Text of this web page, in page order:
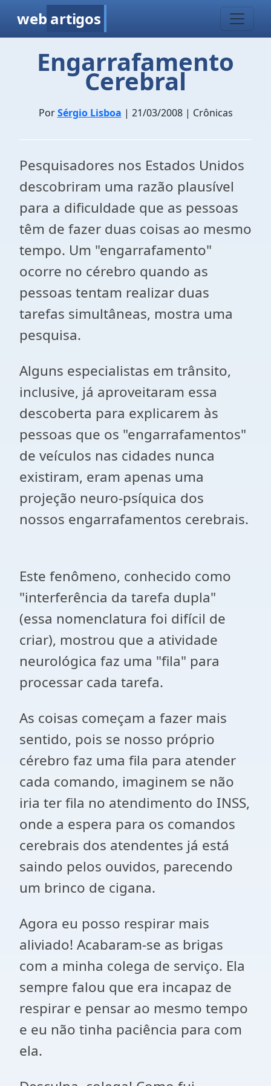
web artigos
Engarrafamento
Cerebral
PorSérgio Lisboa | 21/03/2008 | Crônicas
Pesquisadores nos Estados Unidos
descobriram uma razão plausível
para a dificuldade que as pessoas
têm de fazer duas coisas ao mesmo
tempo. Um "engarrafamento"
ocorre no cérebro quando as
pessoas tentam realizar duas
tarefas simultâneas, mostra uma
pesquisa.
Alguns especialistas em trânsito,
inclusive, já aproveitaram essa
descoberta para explicarem às
pessoas que os "engarrafamentos"
de veículos nas cidades nunca
existiram, eram apenas uma
projeção neuro-psíquica dos
nossos engarrafamentos cerebrais.
Este fenômeno, conhecido como
"interferência da tarefa dupla"
(essa nomenclatura foi difícil de
criar), mostrou que a atividade
neurológica faz uma "fila" para
processar cada tarefa.
As coisas começam a fazer mais
sentido, pois se nosso próprio
cérebro faz uma fila para atender
cada comando, imaginem se não
iria ter fila no atendimento do INSS,
onde a espera para os comandos
cerebrais dos atendentes já está
saindo pelos ouvidos, parecendo
um brinco de cigana.
Agora eu posso respirar mais
aliviado! Acabaram-se as brigas
com a minha colega de serviço. Ela
sempre falou que era incapaz de
respirar e pensar ao mesmo tempo
e eu não tinha paciência para com
ela.